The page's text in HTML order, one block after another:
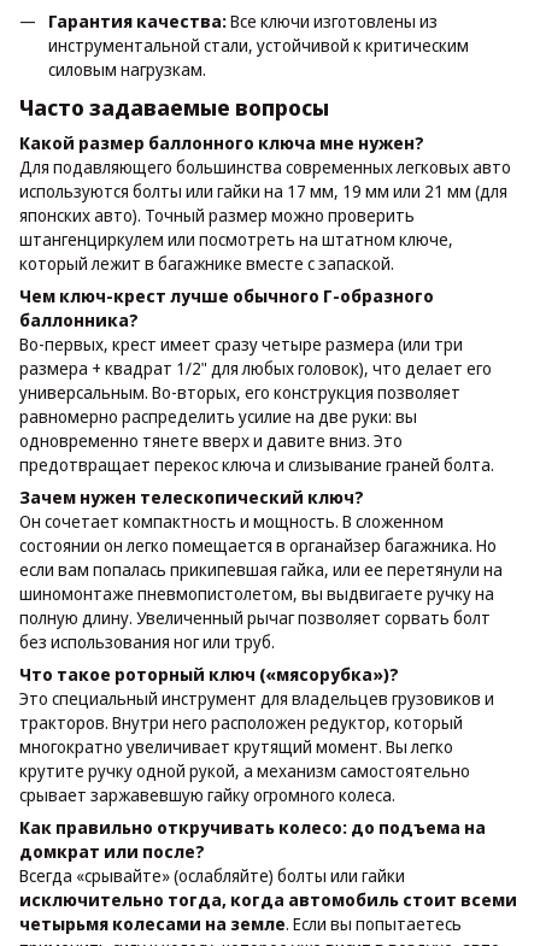
Гарантия качества:Все ключи изготовлены из
инструментальной стали, устойчивой к критическим
силовым нагрузкам.
Часто задаваемые вопросы
Какой размер баллонного ключа мне нужен?
Для подавляющего большинства современных легковых авто
используются болты или гайки на 17 мм, 19 мм или 21 мм (для
японских авто). Точный размер можно проверить
штангенциркулем или посмотреть на штатном ключе,
который лежит в багажнике вместе с запаской.
Чем ключ-крест лучше обычного Г-образного
баллонника?
Во-первых, крест имеет сразу четыре размера (или три
размера + квадрат 1/2" для любых головок), что делает его
универсальным. Во-вторых, его конструкция позволяет
равномерно распределить усилие на две руки: вы
одновременно тянете вверх и давите вниз. Это
предотвращает перекос ключа и слизывание граней болта.
Зачем нужен телескопический ключ?
Он сочетает компактность и мощность. В сложенном
состоянии он легко помещается в органайзер багажника. Но
если вам попалась прикипевшая гайка, или ее перетянули на
шиномонтаже пневмопистолетом, вы выдвигаете ручку на
полную длину. Увеличенный рычаг позволяет сорвать болт
без использования ног или труб.
Что такое роторный ключ («мясорубка»)?
Это специальный инструмент для владельцев грузовиков и
тракторов. Внутри него расположен редуктор, который
многократно увеличивает крутящий момент. Вы легко
крутите ручку одной рукой, а механизм самостоятельно
срывает заржавевшую гайку огромного колеса.
Как правильно откручивать колесо: до подъема на
домкрат или после?
Всегда «срывайте» (ослабляйте) болты или гайки
исключительно тогда, когда автомобиль стоит всеми
четырьмя колесами на земле. Если вы попытаетесь